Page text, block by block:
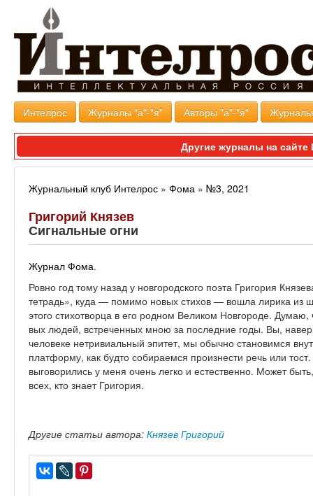
Интелрос Журналы "а"-"я" Авторы "а"-"я"
Другие журналы на
Журнальный клуб Интелрос » Фома » №3, 2021
Григорий Князев
Сигнальные огни
Журнал Фома.
Ровно год тому назад у новгородского поэта Григория
тетрадь», куда — помимо новых стихов — вошла лирика из
этого стихотворца в его родном Великом Новгороде.
вых людей, встреченных мною за последние годы. Вы,
человеке нетривиальный эпитет, мы обычно становимся
платформу, как будто собираемся произнести речь или
выговорились у меня очень легко и естественно. Может
всех, кто знает Григория.
Другие статьи автора: Князев Григорий